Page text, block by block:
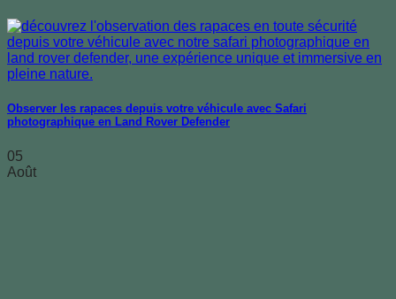
Observer les rapaces depuis votre véhicule avec Safari
photographique en Land Rover Defender
05
Août